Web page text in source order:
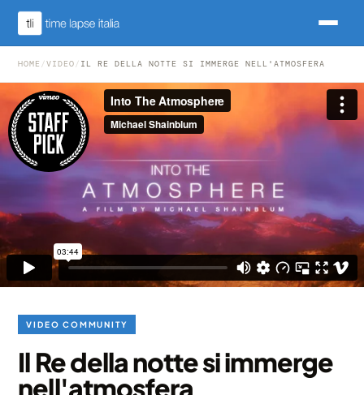
HOME /VIDEO / IL RE DELLA NOTTE SI IMMERGE NELL'ATMOSFERA
VIDEO COMMUNITY
Il Re della notte si immerge
nell'atmosfera